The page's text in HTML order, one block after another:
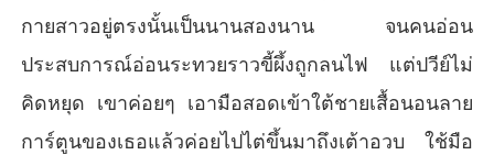
กายสาวอยู่ตรงนั้นเป็นนานสองนาน จนคนอ่อน
ประสบการณ์อ่อนระทวยราวขี้ผึ้งถูกลนไฟ แต่ปวีย์ไม่
คิดหยุด เขาค่อยๆ เอามือสอดเข้าใต้ชายเสื้อนอนลาย
การ์ตูนของเธอแล้วค่อยไปไต่ขึ้นมาถึงเต้าอวบ ใช้มือ